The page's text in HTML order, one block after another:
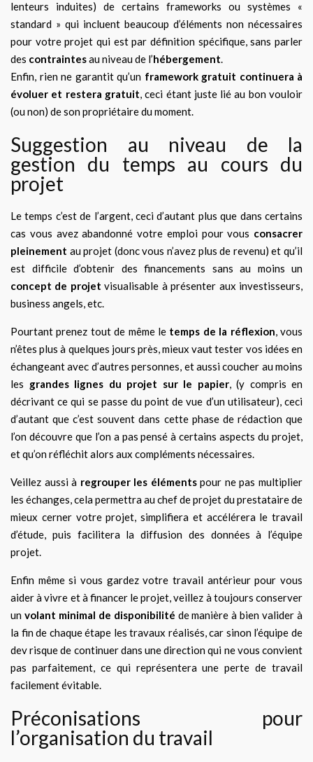
lenteurs induites) de certains frameworks ou systèmes «
standard » qui incluent beaucoup d’éléments non nécessaires
pour votre projet qui est par définition spécifique, sans parler
des contraintesau niveau de l’hébergement
Enfin, rien ne garantit qu’un framework gratuit continuera à
évoluer et restera gratuit , ceci étant juste lié au bon vouloir
(ou non) de son propriétaire du moment.
Suggestion au niveau de la
gestion du temps au cours du
projet
Le temps c’est de l’argent, ceci d’autant plus que dans certains
cas vous avez abandonné votre emploi pour vous consacrer
pleinement au projet (donc vous n’avez plus de revenu) et qu’il
est difficile d’obtenir des financements sans au moins un
concept de projet visualisable à présenter aux investisseurs,
business angels, etc.
Pourtant prenez tout de même le temps de la réflexion , vous
n’êtes plus à quelques jours près, mieux vaut tester vos idées en
échangeant avec d’autres personnes, et aussi coucher au moins
les grandes lignes du projet sur le papier, (y compris en
décrivant ce qui se passe du point de vue d’un utilisateur), ceci
d’autant que c’est souvent dans cette phase de rédaction que
l’on découvre que l’on a pas pensé à certains aspects du projet,
et qu’on réfléchit alors aux compléments nécessaires.
Veillez aussi à regrouper les élémentspour ne pas multiplier
les échanges, cela permettra au chef de projet du prestataire de
mieux cerner votre projet, simplifiera et accélérera le travail
d’étude, puis facilitera la diffusion des données à l’équipe
projet.
Enfin même si vous gardez votre travail antérieur pour vous
aider à vivre et à financer le projet, veillez à toujours conserver
un volant minimal de disponibilité de manière à bien valider à
la fin de chaque étape les travaux réalisés, car sinon l’équipe de
dev risque de continuer dans une direction qui ne vous convient
pas parfaitement, ce qui représentera une perte de travail
facilement évitable.
Préconisations pour
l’organisation du travail